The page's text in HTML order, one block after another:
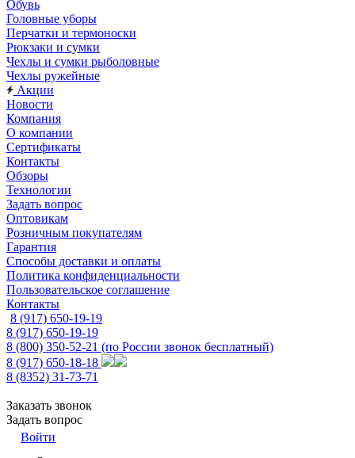
Обувь
Головные уборы
Перчатки и термоноски
Рюкзаки и сумки
Чехлы и сумки рыболовные
Чехлы ружейные
Акции
Новости
Компания
О компании
Сертификаты
Контакты
Обзоры
Технологии
Задать вопрос
Оптовикам
Розничным покупателям
Гарантия
Способы доставки и оплаты
Политика конфиденциальности
Пользовательское соглашение
Контакты
8 (917) 650-19-19
8 (917) 650-19-19
8 (800) 350-52-21 (по России звонок бесплатный)
8 (917) 650-18-18
8 (8352) 31-73-71
Заказать звонок
Задать вопрос
Войти